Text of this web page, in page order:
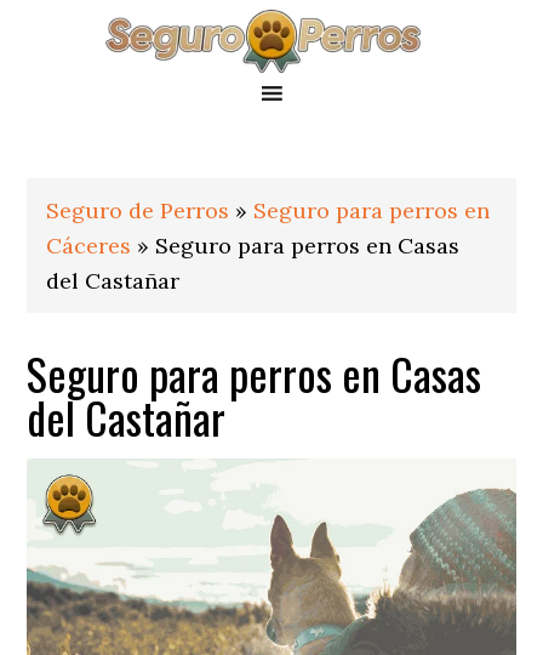
Seguro de Perros » Seguro para perros en
Cáceres » Seguro para perros en Casas
del Castañar
Seguro para perros en Casas
del Castañar